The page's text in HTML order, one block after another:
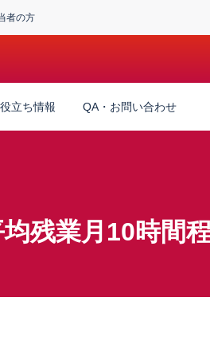
者の方
立ち情報 QA・お問い合わせ
残業月10時間